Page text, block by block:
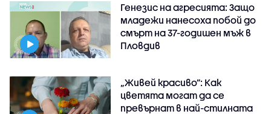
Генезис на агресията: Защо
младежи нанесоха побой до
смърт на 37-годишен мъж в
Пловдив
„Живей красиво”: Как
цветята могат да се
превърнат в най-стилната